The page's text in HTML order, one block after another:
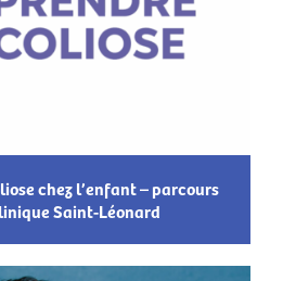
chez l’enfant – parcours
Saint-Léonard